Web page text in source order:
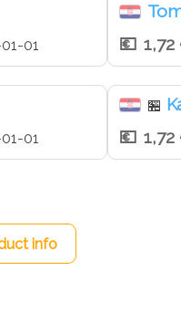
01
01
🏪
info